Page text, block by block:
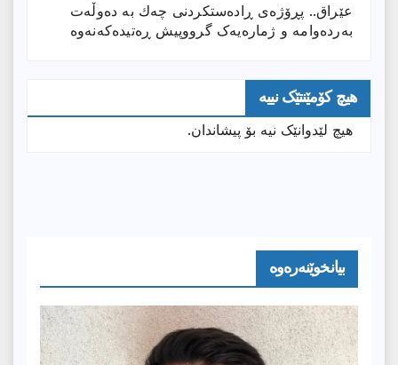
عێراق.. پڕۆژەی ڕادەستكردنی چەك بە دەوڵەت
بەردەوامە و ژمارەیەک گرووپیش ڕەتیدەکەنەوە
هیچ کۆمێنتێک نییە
هیچ لێدوانێک نیە بۆ پیشاندان.
بیانخوێنەرەوە